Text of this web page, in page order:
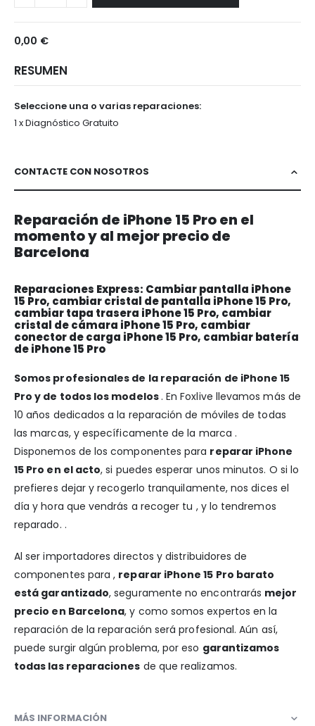
0,00 €
RESUMEN
Seleccione una o varias reparaciones:
1 x Diagnóstico Gratuito
CONTACTE CON NOSOTROS
Reparación de iPhone 15 Pro en el
momento y al mejor precio de
Barcelona
Reparaciones Express: Cambiar pantalla iPhone
15 Pro, cambiar cristal de pantalla iPhone 15 Pro,
cambiar tapa trasera iPhone 15 Pro, cambiar
cristal de cámara iPhone 15 Pro, cambiar
conector de carga iPhone 15 Pro, cambiar batería
de iPhone 15 Pro
Somos profesionales de la reparación de iPhone 15
Pro y de todos los modelos. En Foxlive llevamos más de
10 años dedicados a la reparación de móviles de todas
las marcas, y específicamente de la marca .
Disponemos de los componentes para reparar iPhone
15 Pro en el acto, si puedes esperar unos minutos. O si lo
prefieres dejar y recogerlo tranquilamente, nos dices el
día y hora que vendrás a recoger tu , y lo tendremos
reparado. .
Al ser importadores directos y distribuidores de
componentes para , reparar iPhone 15 Pro barato
está garantizado, seguramente no encontrarás mejor
precio en Barcelona, y como somos expertos en la
reparación de la reparación será profesional. Aún así,
puede surgir algún problema, por eso garantizamos
todas las reparaciones de que realizamos.
MÁS INFORMACIÓN